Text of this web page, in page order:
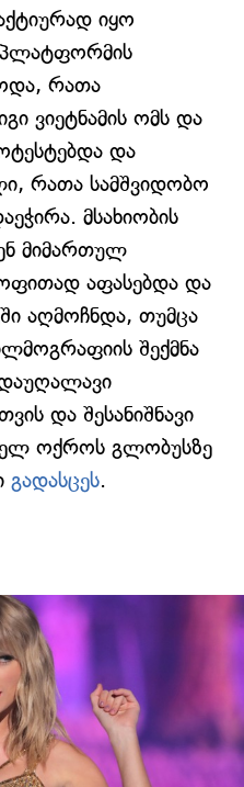
იყო
რათა
ვიეტნამის ომს და
და
რათა სამშვიდობო
მსახიობის
მიმართულ
აფასებდა და
აღმოჩნდა, თუმცა
შექმნა
და შესანიშნავი
ოქროს გლობუსზე
გადასცეს.